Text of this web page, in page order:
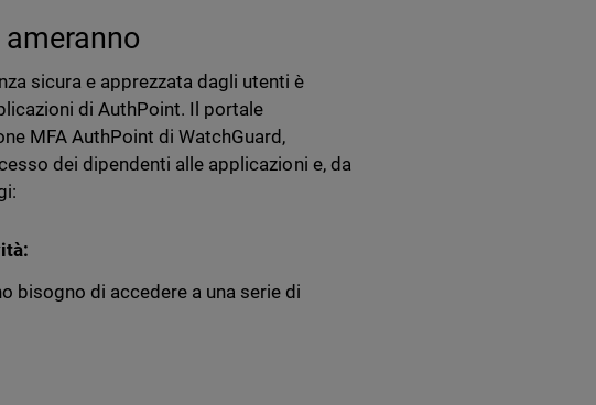
ameranno
sicura e apprezzata dagli utenti è
di AuthPoint. Il portale
MFA AuthPoint di WatchGuard,
dei dipendenti alle applicazioni e, da
bisogno di accedere a una serie di